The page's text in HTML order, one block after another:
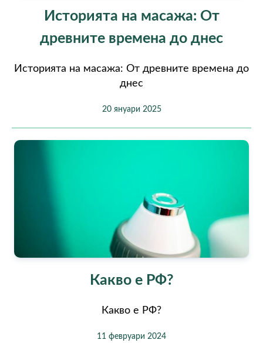
Историята на масажа: От
древните времена до днес
Историята на масажа: От древните времена до
днес
20 януари 2025
Какво е РФ?
Какво е РФ?
11 февруари 2024